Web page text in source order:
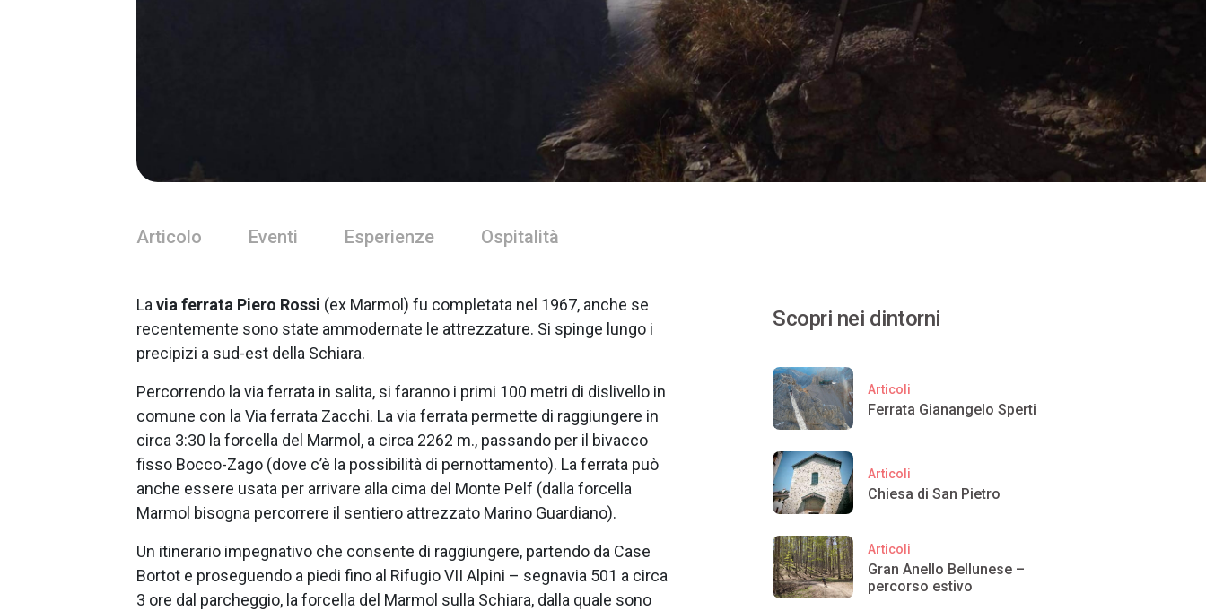
Articolo Eventi Esperienze Ospitalità
La via ferrata Piero Rossi (ex Marmol) fu completata nel 1967, anche se
recentemente sono state ammodernate le attrezzature. Si spinge lungo i
precipizi a sud-est della Schiara.
Percorrendo la via ferrata in salita, si faranno i primi 100 metri di dislivello in
comune con la Via ferrata Zacchi. La via ferrata permette di raggiungere in
circa 3:30 la forcella del Marmol, a circa 2262 m., passando per il bivacco
fisso Bocco-Zago (dove c’è la possibilità di pernottamento). La ferrata può
anche essere usata per arrivare alla cima del Monte Pelf (dalla forcella
Marmol bisogna percorrere il sentiero attrezzato Marino Guardiano).
Un itinerario impegnativo che consente di raggiungere, partendo da Case
Bortot e proseguendo a piedi fino al Rifugio VII Alpini – segnavia 501 a circa
3 ore dal parcheggio, la forcella del Marmol sulla Schiara, dalla quale sono
Scopri nei dintorni
Articoli
Ferrata Gianangelo Sperti
Articoli
Chiesa di San Pietro
Articoli
Gran Anello Bellunese –
percorso estivo